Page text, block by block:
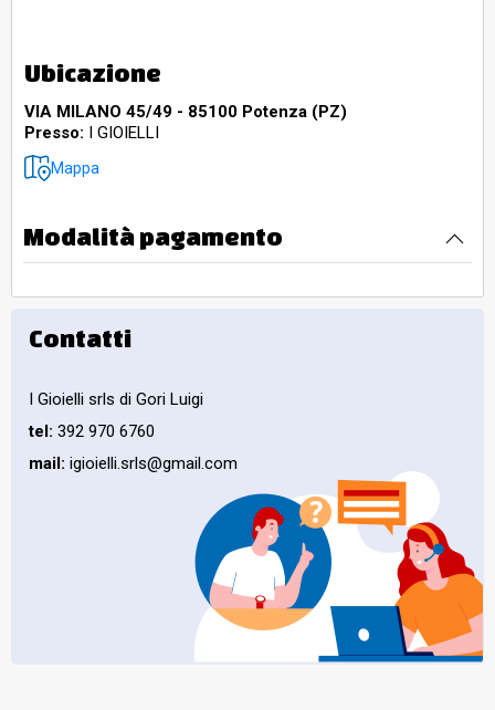
Ubicazione
VIA MILANO 45/49 - 85100 Potenza (PZ)
Presso: I GIOIELLI
Mappa
Modalità pagamento
Contatti
I Gioielli srls di Gori Luigi
tel: 392 970 6760
mail: igioielli.srls@gmail.com